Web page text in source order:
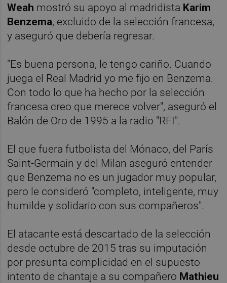
Weah mostró su apoyo al madridista Karim
Benzema, excluido de la selección francesa,
y aseguró que debería regresar.
"Es buena persona, le tengo cariño. Cuando
juega el Real Madrid yo me fijo en Benzema.
Con todo lo que ha hecho por la selección
francesa creo que merece volver", aseguró el
Balón de Oro de 1995 a la radio "RFI".
El que fuera futbolista del Mónaco, del París
Saint-Germain y del Milan aseguró entender
que Benzema no es un jugador muy popular,
pero le consideró "completo, inteligente, muy
humilde y solidario con sus compañeros".
El atacante está descartado de la selección
desde octubre de 2015 tras su imputación
por presunta complicidad en el supuesto
intento de chantaje a su compañero Mathieu